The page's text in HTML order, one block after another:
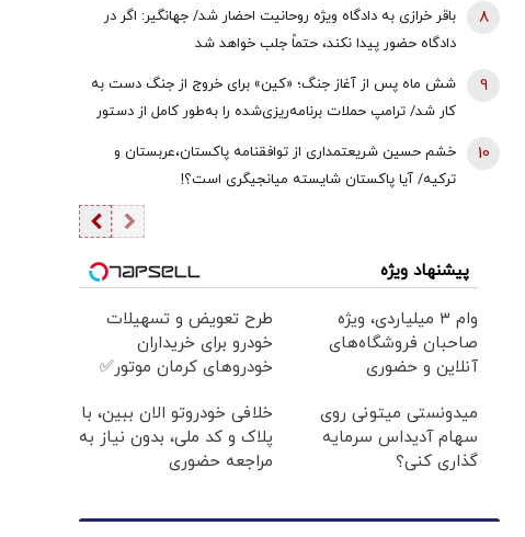
قوه قضائیه ورود نمی‌کند؟
باقر خرازی به دادگاه ویژه روحانیت احضار شد/ جهانگیر: اگر در
دادگاه حضور پیدا نکند، حتماً جلب خواهد شد
8
شش ماه پس از آغاز جنگ؛ «کین» برای خروج از جنگ دست به
کار شد/ ترامپ حملات برنامه‌ریزی‌شده را به‌طور کامل از دستور
خواستار آن نیست
9
خشم حسین شریعتمداری از توافقنامه پاکستان،عربستان و
ترکیه/ آیا پاکستان شایسته میانجیگری است؟!
10
پیشنهاد ویژه
وام ۳ میلیاردی، ویژه
صاحبان فروشگاه‌های
آنلاین و حضوری
طرح تعویض و تسهیلات
خودرو برای خریداران
خودروهای کرمان موتور✅
میدونستی میتونی روی
سهام آدیداس سرمایه
گذاری کنی؟
خلافی خودروتو الان ببین، با
پلاک و کد ملی، بدون نیاز به
مراجعه حضوری